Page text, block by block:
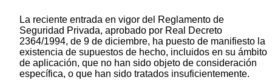
La reciente entrada en vigor del Reglamento de
Seguridad Privada, aprobado por Real Decreto
2364/1994, de 9 de diciembre, ha puesto de manifiesto la
existencia de supuestos de hecho, incluidos en su ámbito
de aplicación, que no han sido objeto de consideración
específica, o que han sido tratados insuficientemente.